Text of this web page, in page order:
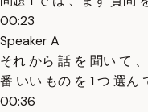
00:23
Speaker A
それ から 話 を 聞い て
番 いい もの を 1 つ 選ん
00:36